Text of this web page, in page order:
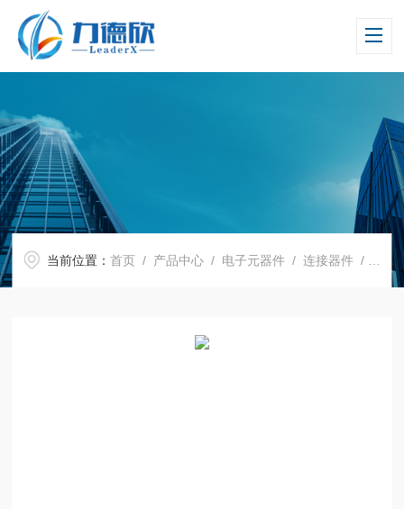
当前位置：首页 / 产品中心 / 电子元器件 /连接器件 / 测试插座5253-80 5254-80 Azimuth